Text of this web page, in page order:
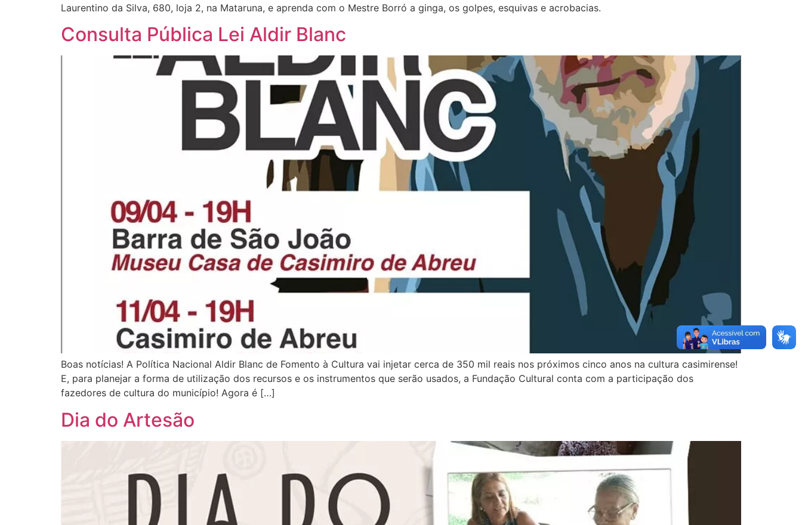
Laurentino da Silva, 680, loja 2, na Mataruna, e aprenda com o Mestre Borró a ginga, os golpes, esquivas e acrobacias.
Consulta Pública Lei Aldir Blanc
Boas notícias! A Política Nacional Aldir Blanc de Fomento à Cultura vai injetar cerca de 350 mil reais nos próximos cinco anos na cultura casimirense!
E, para planejar a forma de utilização dos recursos e os instrumentos que serão usados, a Fundação Cultural conta com a participação dos
fazedores de cultura do município! Agora é […]
Dia do Artesão